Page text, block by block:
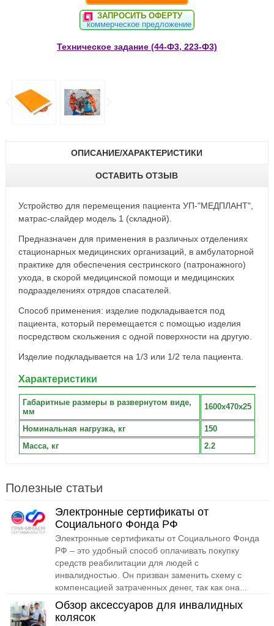
ЗАПРОСИТЬ ОФЕРТУ
коммерческое предложение
Техническое задание (44-Ф3, 223-Ф3)
ОПИСАНИЕ/ХАРАКТЕРИСТИКИ
ОСТАВИТЬ ОТЗЫВ
Устройство для перемещения пациента УП-"МЕДПЛАНТ",
матрас-слайдер модель 1 (складной).
Предназначен для применения в различных отделениях
стационарных медицинских организаций, в амбулаторной
практике для обеспечения сестринского (патронажного)
ухода, в скорой медицинской помощи и медицинских
подразделениях отрядов спасателей.
Способ применения: изделие подкладывается под
пациента, который перемещается с помощью изделия
посредством скольжения с одной поверхности на другую.
Изделие подкладывается на 1/3 или 1/2 тела пациента.
Характеристики
Габаритные размеры в развернутом виде,
мм
1600х470х25
Номинальная нагрузка, кг
150
Масса, кг
2.2
Полезные статьи
Электронные сертификаты от
Социального Фонда РФ
Электронные сертификаты от Социального Фонда
РФ – это удобный способ оплачивать покупку
средств реабилитации для людей с
инвалидностью. Он призван заменить схему с
компенсацией затраченных денег, так как она...
Обзор аксессуаров для инвалидных
колясок